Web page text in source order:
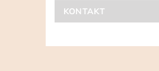
KONTAKT